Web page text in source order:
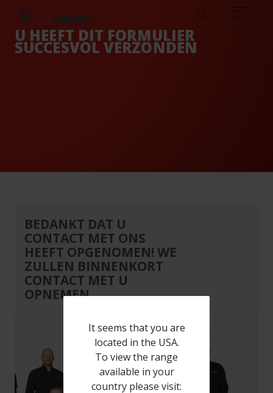
It seems that you are
located in the USA.
To view the range
available in your
country please visit:
Search menu
U HEEFT DIT FORMULIER
SUCCESVOL VERZONDEN
BEDANKT DAT U
CONTACT MET ONS
HEEFT OPGENOMEN! WE
ZULLEN BINNENKORT
CONTACT MET U
OPNEMEN